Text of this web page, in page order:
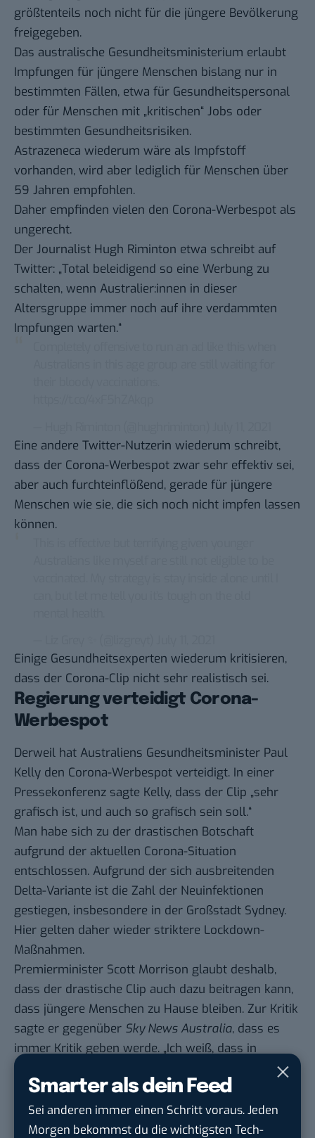
Smarter als dein Feed
Sei anderen immer einen Schritt voraus. Jeden
Morgen bekommst du die wichtigsten Tech-
größtenteils noch nicht für die jüngere Bevölkerung
freigegeben.
Das australische Gesundheitsministerium erlaubt
Impfungen für jüngere Menschen bislang nur in
bestimmten Fällen, etwa für Gesundheitspersonal
oder für Menschen mit „kritischen“ Jobs oder
bestimmten Gesundheitsrisiken.
Astrazeneca wiederum wäre als Impfstoff
vorhanden, wird aber lediglich für Menschen über
59 Jahren empfohlen.
Daher empfinden vielen den Corona-Werbespot als
ungerecht.
Der Journalist Hugh Riminton etwa schreibt auf
Twitter: „Total beleidigend so eine Werbung zu
schalten, wenn Australier:innen in dieser
Altersgruppe immer noch auf ihre verdammten
Impfungen warten.“
Eine andere Twitter-Nutzerin wiederum schreibt,
dass der Corona-Werbespot zwar sehr effektiv sei,
aber auch furchteinflößend, gerade für jüngere
Menschen wie sie, die sich noch nicht impfen lassen
können.
Einige Gesundheitsexperten wiederum kritisieren,
dass der Corona-Clip nicht sehr realistisch sei.
Regierung verteidigt Corona-
Werbespot
Derweil hat Australiens Gesundheitsminister Paul
Kelly den Corona-Werbespot verteidigt. In einer
Pressekonferenz sagte Kelly, dass der Clip „sehr
grafisch ist, und auch so grafisch sein soll.“
Man habe sich zu der drastischen Botschaft
aufgrund der aktuellen Corona-Situation
entschlossen. Aufgrund der sich ausbreitenden
Delta-Variante ist die Zahl der Neuinfektionen
gestiegen, insbesondere in der Großstadt Sydney.
Hier gelten daher wieder striktere Lockdown-
Maßnahmen.
Premierminister Scott Morrison glaubt deshalb,
dass der drastische Clip auch dazu beitragen kann,
dass jüngere Menschen zu Hause bleiben. Zur Kritik
sagte er gegenüber Sky News Australia, dass es
immer Kritik geben werde. „Ich weiß, dass in
wenigen Wochen die Kritiker sagen werden, dass
die Werbung viel viel heftiger hätte sein sollen.“
Auch interessant:
Keine Corona-Impfung? Immer mehr Mitarbeiter